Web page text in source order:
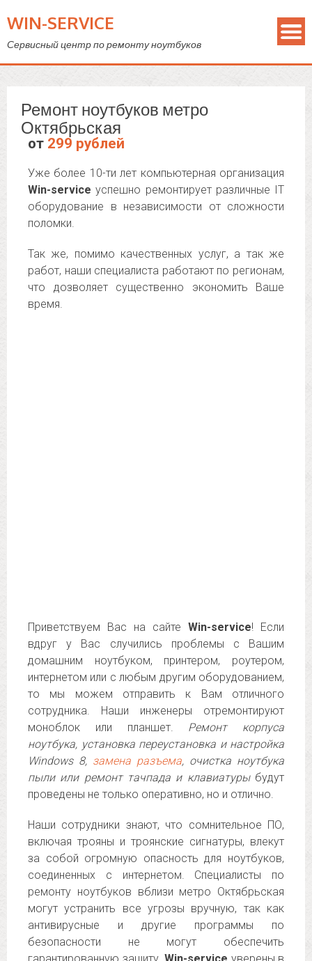
WIN-SERVICE
Сервисный центр по ремонту ноутбуков
Ремонт ноутбуков метро
Октябрьская
от 299 рублей
Уже более 10-ти лет компьютерная организация
Win-service успешно ремонтирует различные IT
оборудование в независимости от сложности
поломки.
Так же, помимо качественных услуг, а так же
работ, наши специалиста работают по регионам,
что дозволяет существенно экономить Ваше
время.
Приветствуем Вас на сайте Win-service! Если
вдруг у Вас случились проблемы с Вашим
домашним ноутбуком, принтером, роутером,
интернетом или с любым другим оборудованием,
то мы можем отправить к Вам отличного
сотрудника. Наши инженеры отремонтируют
моноблок или планшет. Ремонт корпуса
ноутбука, установка переустановка и настройка
Windows 8, замена разъема, очистка ноутбука
пыли или ремонт тачпада и клавиатурыбудут
проведены не только оперативно, но и отлично.
Наши сотрудники знают, что сомнительное ПО,
включая трояны и троянские сигнатуры, влекут
за собой огромную опасность для ноутбуков,
соединенных с интернетом. Специалисты по
ремонту ноутбуков вблизи метро Октябрьская
могут устранить все угрозы вручную, так как
антивирусные и другие программы по
безопасности не могут обеспечить